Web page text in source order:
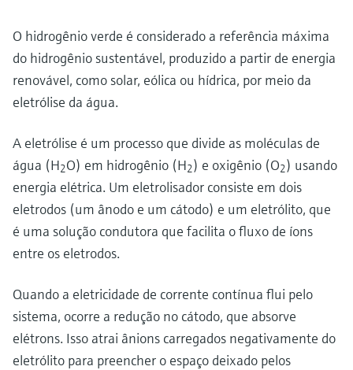
O hidrogênio verde é considerado a referência máxima
do hidrogênio sustentável, produzido a partir de energia
renovável, como solar, eólica ou hídrica, por meio da
eletrólise da água.
A eletrólise é um processo que divide as moléculas de
água (H2O) em hidrogênio (H2) e oxigênio (O2) usando
energia elétrica. Um eletrolisador consiste em dois
eletrodos (um ânodo e um cátodo) e um eletrólito, que
é uma solução condutora que facilita o fluxo de íons
entre os eletrodos.
Quando a eletricidade de corrente contínua flui pelo
sistema, ocorre a redução no cátodo, que absorve
elétrons. Isso atrai ânions carregados negativamente do
eletrólito para preencher o espaço deixado pelos